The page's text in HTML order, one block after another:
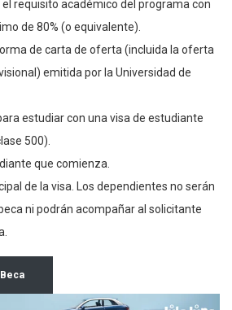
requisito académico del programa con
de 80% (o equivalente).
de carta de oferta (incluida la oferta
emitida por la Universidad de
estudiar con una visa de estudiante
500).
que comienza.
de la visa. Los dependientes no serán
ni podrán acompañar al solicitante